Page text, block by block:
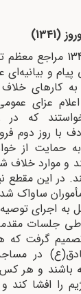
(1341)
اواخر سال 1341
به کارهاى
عزاى
که در
به حمایت از
و موارد خلاف
در این مقطع
ساواک
به اجراى
طى جلسات
گرفت که
در
باشند و هر کس
را افشا کند